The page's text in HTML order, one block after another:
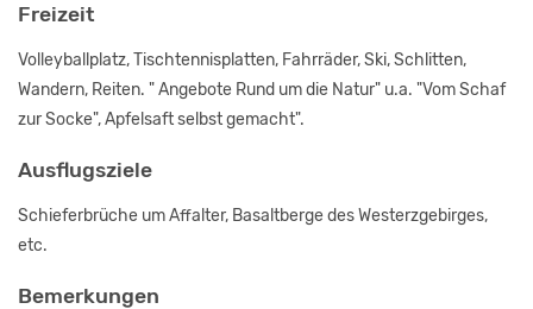
Freizeit
Volleyballplatz, Tischtennisplatten, Fahrräder, Ski, Schlitten,
Wandern, Reiten. " Angebote Rund um die Natur" u.a. "Vom Schaf
zur Socke", Apfelsaft selbst gemacht".
Ausflugsziele
Schieferbrüche um Affalter, Basaltberge des Westerzgebirges,
etc.
Bemerkungen